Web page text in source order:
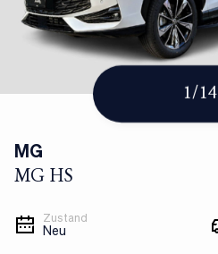
1/ 14
MG
MG HS
Zustand
Neu